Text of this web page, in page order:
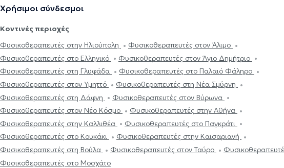
Χρήσιμοι σύνδεσμοι
Κοντινές περιοχές
Φυσικοθεραπευτές στην Ηλιούπολη
Φυσικοθεραπευτές στον Άλιμο
Φυσικοθεραπευτές στο Ελληνικό
Φυσικοθεραπευτές στον Άγιο Δημήτριο
Φυσικοθεραπευτές στη Γλυφάδα
Φυσικοθεραπευτές στο Παλαιό Φάληρο
Φυσικοθεραπευτές στον Υμηττό
Φυσικοθεραπευτές στη Νέα Σμύρνη
Φυσικοθεραπευτές στη Δάφνη
Φυσικοθεραπευτές στον Βύρωνα
Φυσικοθεραπευτές στον Νέο Κόσμο
Φυσικοθεραπευτές στην Αθήνα
Φυσικοθεραπευτές στην Καλλιθέα
Φυσικοθεραπευτές στο Παγκράτι
Φυσικοθεραπευτές στο Κουκάκι
Φυσικοθεραπευτές στην Καισαριανή
Φυσικοθεραπευτές στη Βούλα
Φυσικοθεραπευτές στον Ταύρο
Φυσικοθεραπευτές στο Μοσχάτο